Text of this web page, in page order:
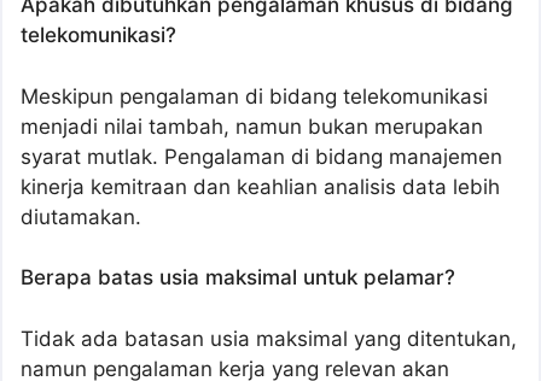
Apakah dibutuhkan pengalaman khusus di bidang
telekomunikasi?
Meskipun pengalaman di bidang telekomunikasi
menjadi nilai tambah, namun bukan merupakan
syarat mutlak. Pengalaman di bidang manajemen
kinerja kemitraan dan keahlian analisis data lebih
diutamakan.
Berapa batas usia maksimal untuk pelamar?
Tidak ada batasan usia maksimal yang ditentukan,
namun pengalaman kerja yang relevan akan